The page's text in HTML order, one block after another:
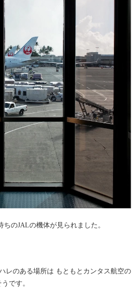
のJALの機体が見られました。
レのある場所は もともとカンタス航空の
です。